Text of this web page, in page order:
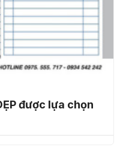
được lựa chọn